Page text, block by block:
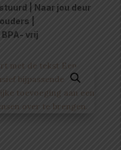
| Naar jou deur
|
vrij